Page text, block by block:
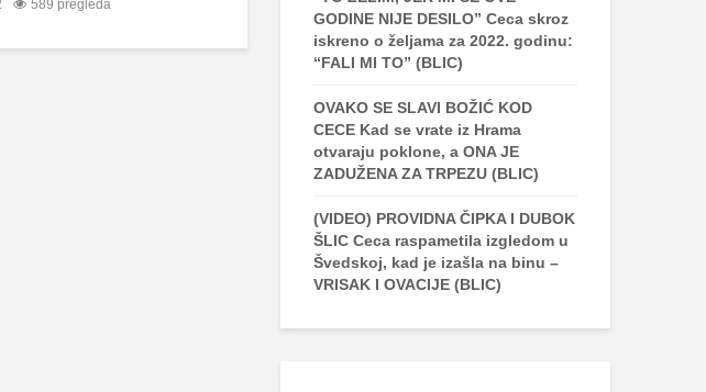
589 pregleda
GODINE NIJE DESILO” Ceca skroz
iskreno o željama za 2022. godinu:
“FALI MI TO” (BLIC)
OVAKO SE SLAVI BOŽIĆ KOD
CECE Kad se vrate iz Hrama
otvaraju poklone, a ONA JE
ZADUŽENA ZA TRPEZU (BLIC)
(VIDEO) PROVIDNA ČIPKA I DUBOK
ŠLIC Ceca raspametila izgledom u
Švedskoj, kad je izašla na binu –
VRISAK I OVACIJE (BLIC)